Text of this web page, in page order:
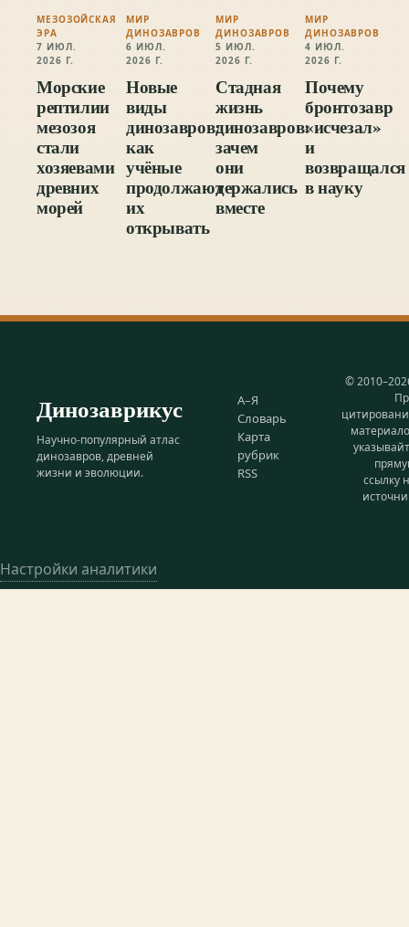
МЕЗОЗОЙСКАЯ
ЭРА
7 ИЮЛ.
2026 Г.
Морские
рептилии
мезозоя
стали
хозяевами
древних
морей
МИР
ДИНОЗАВРОВ
6 ИЮЛ.
2026 Г.
Новые
виды
динозавров:
как
учёные
продолжают
их
открывать
МИР
ДИНОЗАВРОВ
5 ИЮЛ.
2026 Г.
Стадная
жизнь
динозавров:
зачем
они
держались
вместе
МИР
ДИНОЗАВРОВ
4 ИЮЛ.
2026 Г.
Почему
бронтозавр
«исчезал»
и
возвращался
в науку
Динозаврикус
Научно-популярный атлас
динозавров, древней
жизни и эволюции.
А–Я
Словарь
Карта
рубрик
RSS
©
ссылку
Настройки аналитики